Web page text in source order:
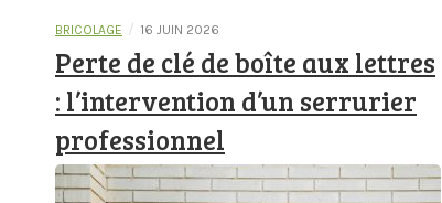
BRICOLAGE / 16 JUIN 2026
Perte de clé de boîte aux lettres
: l’intervention d’un serrurier
professionnel